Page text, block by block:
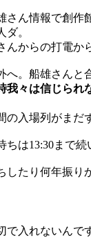
さん情報で創作
。
んからの打電か
へ。船雄さんと
我々は信じられ
入場列がまだ
ちは13:30まで
したり何年振り
で入れないんで